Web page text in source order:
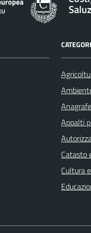
Appalti
Catasto
Cultura